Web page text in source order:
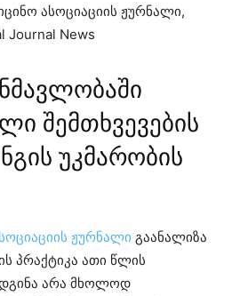
ასოციაციის ჟურნალი,
Journal News
შემთხვევების
უკმარობის
ჟურნალი გაანალიზა
პრაქტიკა ათი წლის
არა მხოლოდ